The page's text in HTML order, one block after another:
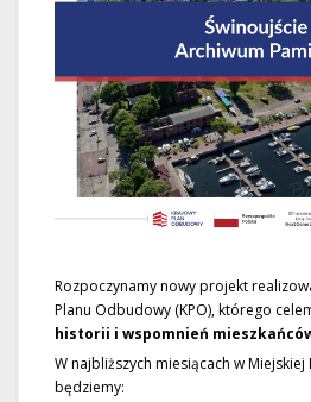
Rozpoczynamy nowy projekt
Planu Odbudowy (KPO), którego
historii i wspomnień
W najbliższych miesiącach w
będziemy: